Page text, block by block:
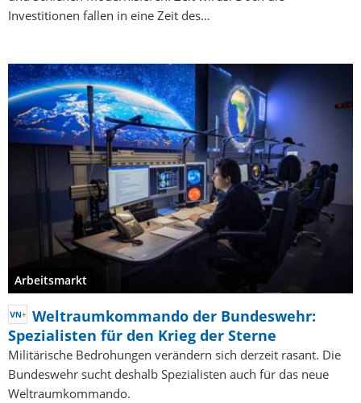
Investitionen fallen in eine Zeit des…
Arbeitsmarkt
Weltraumkommando der Bundeswehr:
Spezialisten für den Krieg der Sterne
Militärische Bedrohungen verändern sich derzeit rasant. Die
Bundeswehr sucht deshalb Spezialisten auch für das neue
Weltraumkommando.